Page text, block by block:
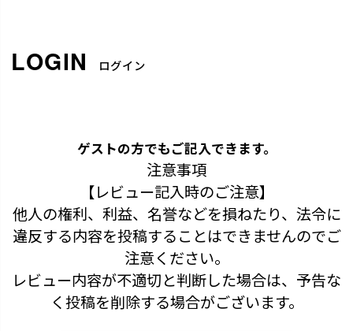
ログイン
ゲストの方でもご記入できます。
注意事項
【レビュー記入時のご注意】
他人の権利、利益、名誉などを損ねたり、法令に
違反する内容を投稿することはできませんのでご
注意ください。
レビュー内容が不適切と判断した場合は、予告な
く投稿を削除する場合がございます。